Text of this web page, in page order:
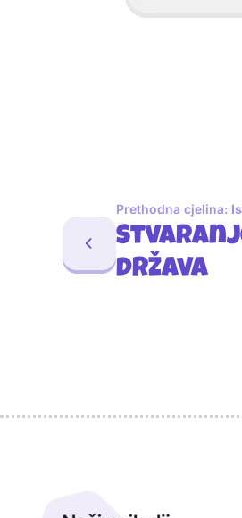
Prethodna cjelina:
država